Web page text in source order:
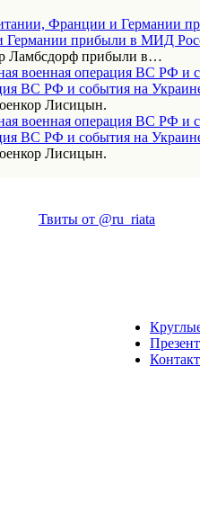
Франции и Германии
Ламбсдорф прибыли в…
военная операция ВС РФ и
Лисицын.
военная операция ВС РФ и
Лисицын.
Твиты от @ru_riata